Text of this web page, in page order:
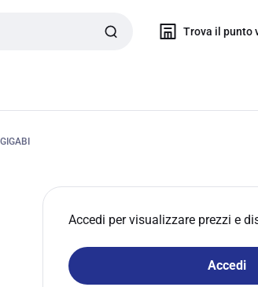
Trova il punto
Accedi per visualizzare prezzi e
Accedi